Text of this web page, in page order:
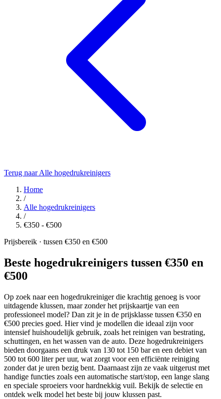
Terug naar Alle hogedrukreinigers
Home
/
Alle hogedrukreinigers
/
€350 - €500
Prijsbereik · tussen €350 en €500
Beste hogedrukreinigers tussen €350 en
€500
Op zoek naar een hogedrukreiniger die krachtig genoeg is voor
uitdagende klussen, maar zonder het prijskaartje van een
professioneel model? Dan zit je in de prijsklasse tussen €350 en
€500 precies goed. Hier vind je modellen die ideaal zijn voor
intensief huishoudelijk gebruik, zoals het reinigen van bestrating,
schuttingen, en het wassen van de auto. Deze hogedrukreinigers
bieden doorgaans een druk van 130 tot 150 bar en een debiet van
500 tot 600 liter per uur, wat zorgt voor een efficiënte reiniging
zonder dat je uren bezig bent. Daarnaast zijn ze vaak uitgerust met
handige functies zoals een automatische start/stop, een lange slang
en speciale sproeiers voor hardnekkig vuil. Bekijk de selectie en
ontdek welk model het beste bij jouw klussen past.